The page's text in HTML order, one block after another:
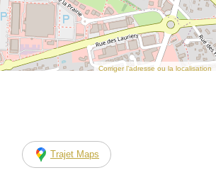
Corriger l’adresse ou la localisation
Trajet Maps